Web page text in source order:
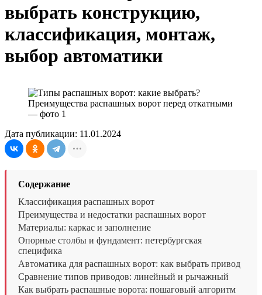
выбрать конструкцию,
классификация, монтаж,
выбор автоматики
Дата публикации: 11.01.2024
Содержание
Классификация распашных ворот
Преимущества и недостатки распашных ворот
Материалы: каркас и заполнение
Опорные столбы и фундамент: петербургская
специфика
Автоматика для распашных ворот: как выбрать привод
Сравнение типов приводов: линейный и рычажный
Как выбрать распашные ворота: пошаговый алгоритм